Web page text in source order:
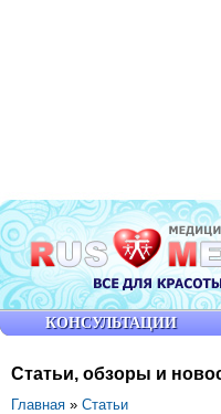
Статьи, обзоры и
Главная » Статьи
КОНСУЛЬТАЦИИ